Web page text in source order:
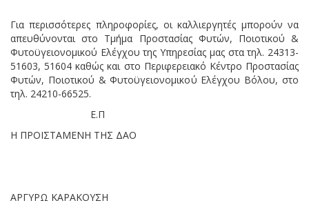
Για περισσότερες πληροφορίες, οι καλλιεργητές μπορούν να
απευθύνονται στο Τμήμα Προστασίας Φυτών, Ποιοτικού &
Φυτοϋγειονομικού Ελέγχου της Υπηρεσίας μας στα τηλ. 24313-
51603, 51604 καθώς και στο Περιφερειακό Κέντρο Προστασίας
Φυτών, Ποιοτικού & Φυτοϋγειονομικού Ελέγχου Βόλου, στο
τηλ. 24210-66525.
Ε.Π
Η ΠΡΟΪΣΤΑΜΕΝΗ ΤΗΣ ΔΑΟ
ΑΡΓΥΡΩ ΚΑΡΑΚΟΥΣΗ